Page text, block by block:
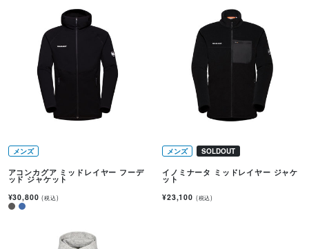
メンズ
アコンカグア ミッドレイヤー フーデ
ッド ジャケット
¥30,800(税込)
メンズ SOLDOUT
イノミナータ ミッドレイヤー ジャケ
ット
¥23,100 (税込)